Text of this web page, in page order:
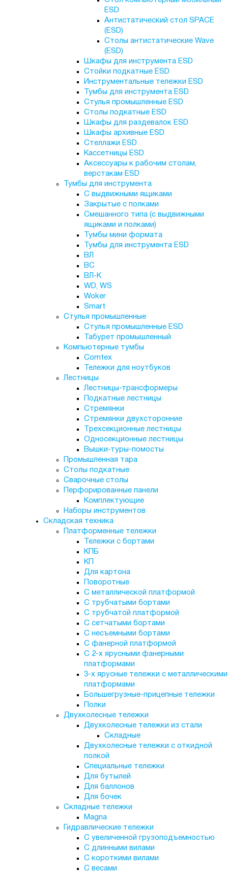
ESD
Антистатический стол SPACE
(ESD)
Столы антистатические Wave
(ESD)
Шкафы для инструмента ESD
Стойки подкатные ESD
Инструментальные тележки ESD
Тумбы для инструмента ESD
Стулья промышленные ESD
Столы подкатные ESD
Шкафы для раздевалок ESD
Шкафы архивные ESD
Стеллажи ESD
Кассетницы ESD
Аксессуары к рабочим столам,
верстакам ESD
Тумбы для инструмента
С выдвижными ящиками
Закрытые с полками
Смешанного типа (с выдвижными
ящиками и полками)
Тумбы мини формата
Тумбы для инструмента ESD
ВЛ
ВС
ВЛ-К
WD, WS
Woker
Smart
Стулья промышленные
Стулья промышленные ESD
Табурет промышленный
Компьютерные тумбы
Comtex
Тележки для ноутбуков
Лестницы
Лестницы-трансформеры
Подкатные лестницы
Стремянки
Стремянки двухсторонние
Трехсекционные лестницы
Односекционные лестницы
Вышки-туры-помосты
Промышленная тара
Столы подкатные
Сварочные столы
Перфорированные панели
Комплектующие
Наборы инструментов
Складская техника
Платформенные тележки
Тележки с бортами
КПБ
КП
Для картона
Поворотные
С металлической платформой
С трубчатыми бортами
С трубчатой платформой
С сетчатыми бортами
С несъемными бортами
С фанерной платформой
С 2-х ярусными фанерными
платформами
3-х ярусные тележки с металлическими
платформами
Большегрузные-прицепные тележки
Полки
Двухколесные тележки
Двухколесные тележки из стали
Складные
Двухколесные тележки с откидной
полкой
Специальные тележки
Для бутылей
Для баллонов
Для бочек
Складные тележки
Magna
Гидравлические тележки
С увеличенной грузоподъемностью
С длинными вилами
С короткими вилами
С весами